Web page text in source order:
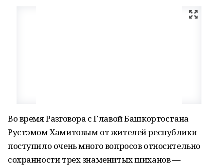
Во время Разговора с Главой Башкортостана
Рустэмом Хамитовым от жителей республики
поступило очень много вопросов относительно
сохранности трех знаменитых шиханов —